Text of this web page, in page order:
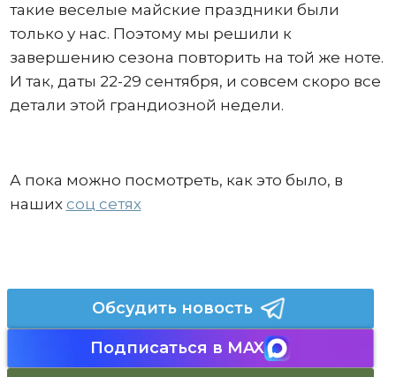
такие веселые майские праздники были
только у нас. Поэтому мы решили к
завершению сезона повторить на той же ноте.
И так, даты 22-29 сентября, и совсем скоро все
детали этой грандиозной недели.
А пока можно посмотреть, как это было, в
наших соц сетях
Обсудить новость
Подписаться в MAX